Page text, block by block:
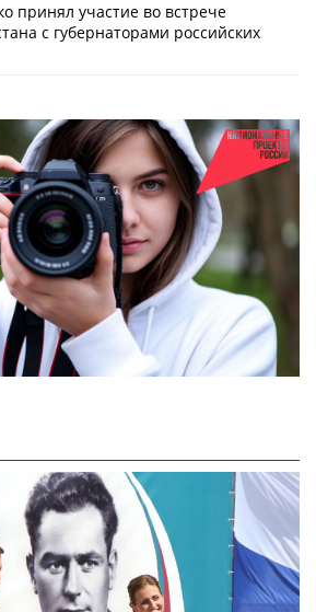
принял участие во встрече
с губернаторами российских